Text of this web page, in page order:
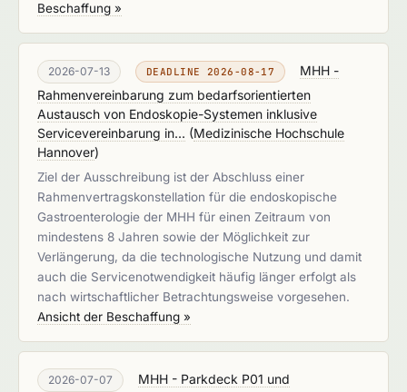
Beschaffung »
2026-07-13 DEADLINE 2026-08-17
MHH -
Rahmenvereinbarung zum bedarfsorientierten
Austausch von Endoskopie-Systemen inklusive
Servicevereinbarung in... (Medizinische Hochschule
Hannover)
Ziel der Ausschreibung ist der Abschluss einer
Rahmenvertragskonstellation für die endoskopische
Gastroenterologie der MHH für einen Zeitraum von
mindestens 8 Jahren sowie der Möglichkeit zur
Verlängerung, da die technologische Nutzung und damit
auch die Servicenotwendigkeit häufig länger erfolgt als
nach wirtschaftlicher Betrachtungsweise vorgesehen.
Ansicht der Beschaffung »
2026-07-07
MHH - Parkdeck P01 und